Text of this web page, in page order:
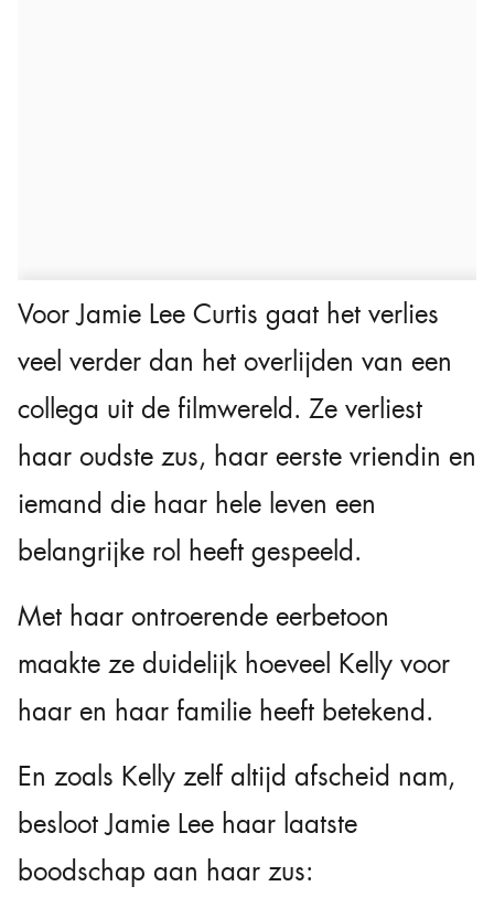
Voor Jamie Lee Curtis gaat het verlies
veel verder dan het overlijden van een
collega uit de filmwereld. Ze verliest
haar oudste zus, haar eerste vriendin en
iemand die haar hele leven een
belangrijke rol heeft gespeeld.
Met haar ontroerende eerbetoon
maakte ze duidelijk hoeveel Kelly voor
haar en haar familie heeft betekend.
En zoals Kelly zelf altijd afscheid nam,
besloot Jamie Lee haar laatste
boodschap aan haar zus: